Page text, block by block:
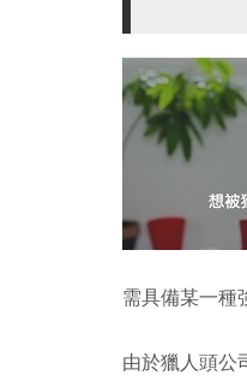
需具備某一種
由於獵人頭公